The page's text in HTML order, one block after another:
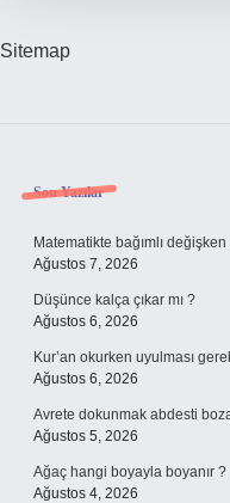
Sitemap
Sidebar
Son Yazılar
Matematikte bağımlı
Ağustos 7, 2026
Düşünce kalça çıkar mı ?
Ağustos 6, 2026
Kur’an okurken uyulması
Ağustos 6, 2026
Avrete dokunmak abdesti
Ağustos 5, 2026
Ağaç hangi boyayla boyanır ?
Ağustos 4, 2026